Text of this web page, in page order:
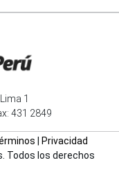
1
431 2849
Privacidad
Todos los derechos